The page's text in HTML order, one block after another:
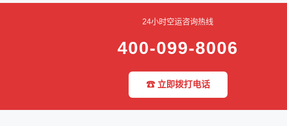
24小时空运咨询热线
400-099-8006
☎ 立即拨打电话